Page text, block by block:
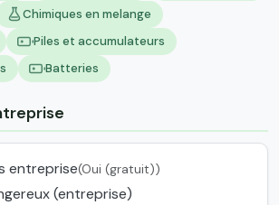
Chimiques en melange
Piles et accumulateurs
Batteries
entreprise(Oui (gratuit))
(entreprise)